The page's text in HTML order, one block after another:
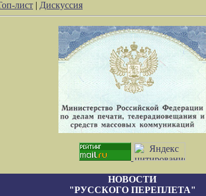
лист | Дискуссия
НОВОСТИ
"РУССКОГО ПЕРЕПЛЕТА"